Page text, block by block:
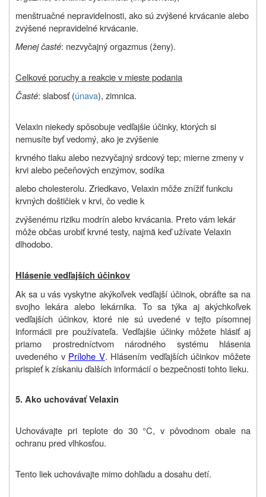
menštruačné nepravidelnosti, ako sú zvýšené krvácanie alebo
zvýšené nepravidelné krvácanie.
Menej časté: nezvyčajný orgazmus (ženy).
Celkové poruchy a reakcie v mieste podania
Časté: slabosť (únava), zimnica.
Velaxin niekedy spôsobuje vedľajšie účinky, ktorých si
nemusíte byť vedomý, ako je zvýšenie
krvného tlaku alebo nezvyčajný srdcový tep; mierne zmeny v
krvi alebo pečeňových enzýmov, sodíka
alebo cholesterolu. Zriedkavo, Velaxin môže znížiť funkciu
krvných doštičiek v krvi, čo vedie k
zvýšenému riziku modrín alebo krvácania. Preto vám lekár
môže občas urobiť krvné testy, najmä keď užívate Velaxin
dlhodobo.
Hlásenie vedľajších účinkov
Ak sa u vás vyskytne akýkoľvek vedľajší účinok, obráťte sa na
svojho lekára alebo lekárnika. To sa týka aj akýchkoľvek
vedľajších účinkov, ktoré nie sú uvedené v tejto písomnej
informácii pre používateľa. Vedľajšie účinky môžete hlásiť aj
priamo prostredníctvom národného systému hlásenia
uvedeného v Prílohe V. Hlásením vedľajších účinkov môžete
prispieť k získaniu ďalších informácií o bezpečnosti tohto lieku.
5. Ako uchovávať Velaxin
Uchovávajte pri teplote do 30 °C, v pôvodnom obale na
ochranu pred vlhkosťou.
Tento liek uchovávajte mimo dohľadu a dosahu detí.